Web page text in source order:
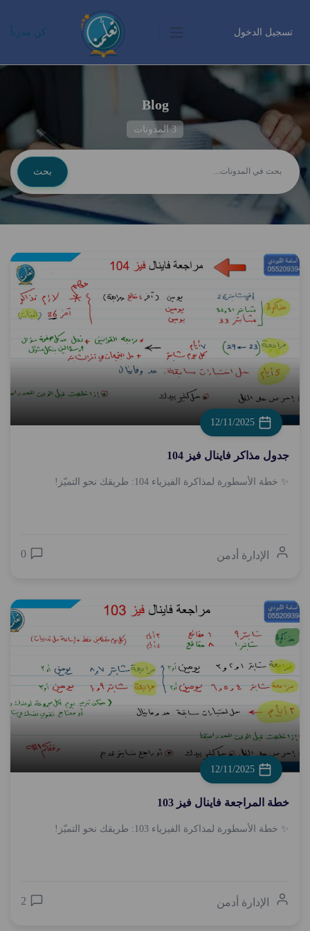
كن مدرباً تسجيل الدخول
Blog
3 المدونات
بحث
12/11/2025
جدول مذاكر فاينال فيز 104
✨ خطة الأسطورة لمذاكرة الفيزياء 104: طريقك نحو التميّز!
الإدارة أدمن 0
12/11/2025
خطة المراجعة فاينال فيز 103
✨ خطة الأسطورة لمذاكرة الفيزياء 103: طريقك نحو التميّز!
الإدارة أدمن 2